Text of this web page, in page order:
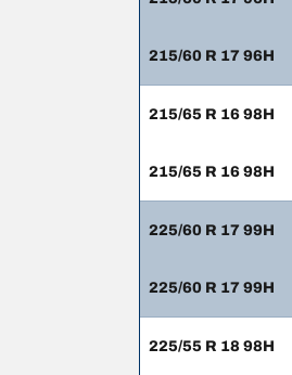
215/60 R 17 96H
215/65 R 16 98H
215/65 R 16 98H
225/60 R 17 99H
225/60 R 17 99H
225/55 R 18 98H